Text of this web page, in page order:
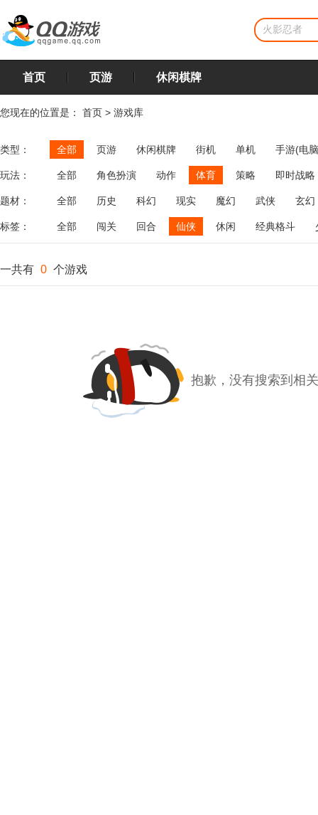
首页 页游 休闲棋牌
您现在的位置是： 首页 > 游戏库
类型： 全部 页游 休闲棋牌 街机 单机 手游(电
玩法： 全部 角色扮演 动作 体育 策略
即时战略
飞行
恋爱 第三人称射击 棋类 牌类 麻将
题材： 全部 历史 科幻 现实 魔幻 武侠 玄幻
标签： 全部 闯关 回合 仙侠 休闲 经典格斗
一共有 0 个游戏
抱歉，没有搜索到相